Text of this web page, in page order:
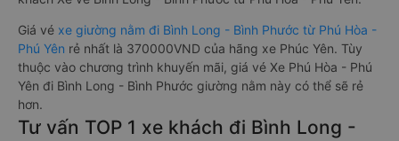
Giá vé xe giường nằm đi Bình Long - Bình Phước từ Phú Hòa -
Phú Yên rẻ nhất là 370000VND của hãng xe Phúc Yên. Tùy
thuộc vào chương trình khuyến mãi, giá vé Xe Phú Hòa - Phú
Yên đi Bình Long - Bình Phước giường nằm này có thể sẽ rẻ
hơn.
Tư vấn TOP 1 xe khách đi Bình Long -